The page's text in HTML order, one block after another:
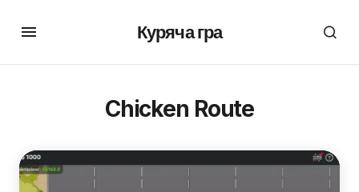
Куряча гра
Chicken Route